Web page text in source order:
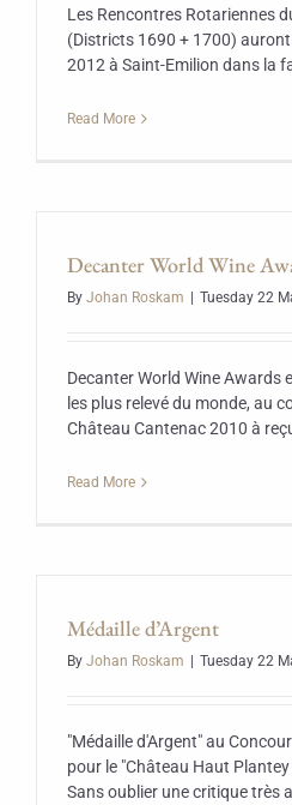
Les Rencontres Rotariennes
(Districts 1690 + 1700)
2012 à Saint-Emilion dans la
Read More
Decanter World Wine
By Johan Roskam Tuesday 22
Decanter World Wine Awards
les plus relevé du monde, au
Château Cantenac 2010 à
Read More
Médaille d’Argent
By Johan Roskam Tuesday 22
"Médaille d'Argent" au
pour le "Château Haut
Sans oublier une critique très